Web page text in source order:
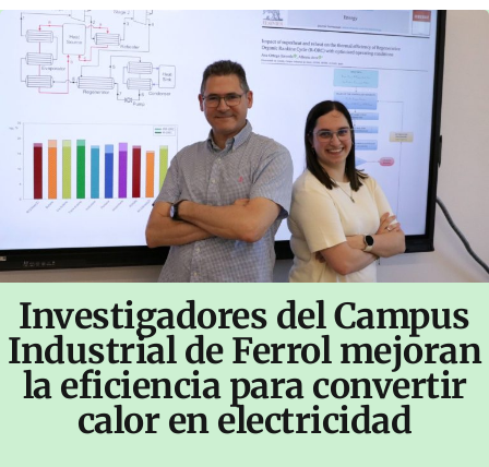
Investigadores del Campus
Industrial de Ferrol mejoran
la eficiencia para convertir
calor en electricidad